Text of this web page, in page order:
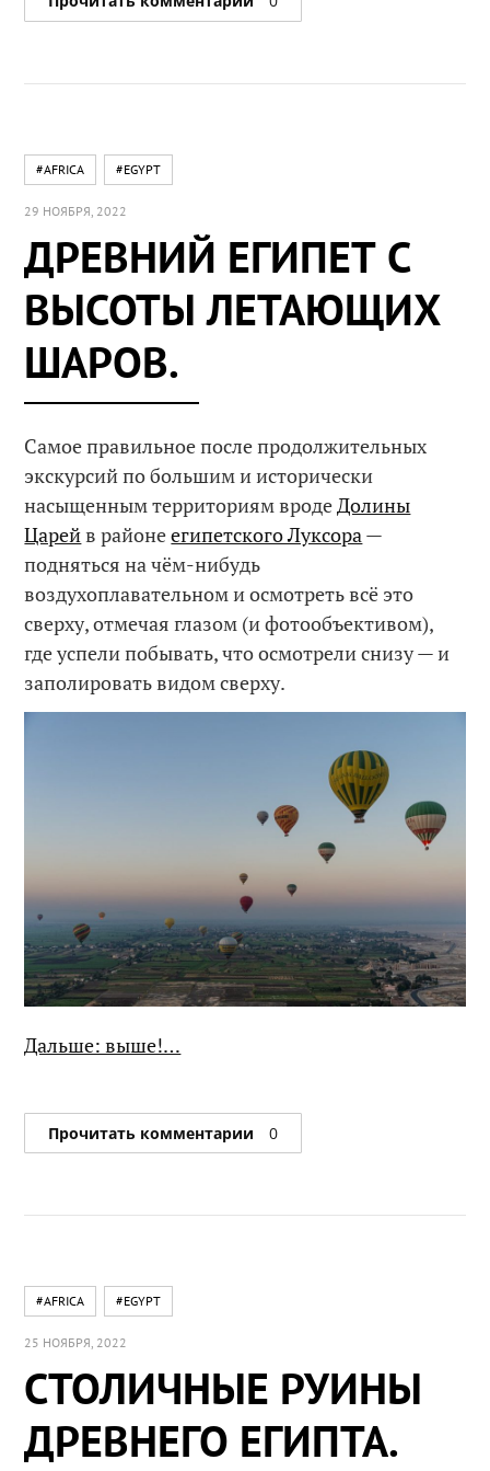
#AFRICA #EGYPT
29 НОЯБРЯ, 2022
ДРЕВНИЙ ЕГИПЕТ С
ВЫСОТЫ ЛЕТАЮЩИХ
ШАРОВ.
Самое правильное после продолжительных
экскурсий по большим и исторически
насыщенным территориям вроде Долины
Царейв районеегипетского Луксора —
подняться на чём-нибудь
воздухоплавательном и осмотреть всё это
сверху, отмечая глазом (и фотообъективом),
где успели побывать, что осмотрели снизу — и
заполировать видом сверху.
Дальше: выше!…
Прочитать комментарии 0
#AFRICA #EGYPT
25 НОЯБРЯ, 2022
СТОЛИЧНЫЕ РУИНЫ
ДРЕВНЕГО ЕГИПТА.